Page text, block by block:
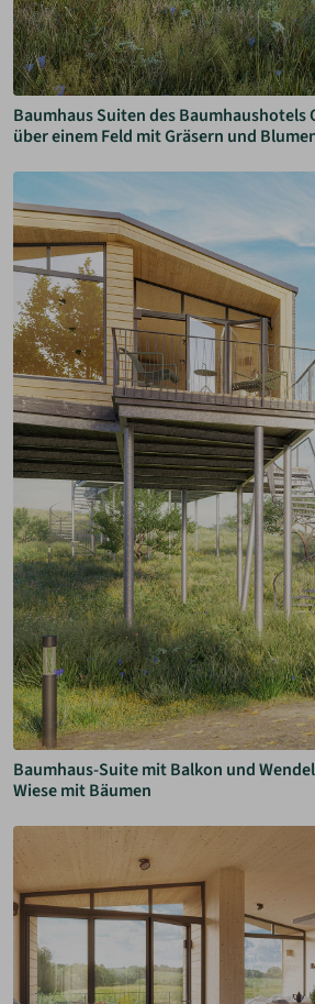
Baumhaus Suiten des Baumhaushotels
über einem Feld mit Gräsern und
Baumhaus-Suite mit Balkon und
Wiese mit Bäumen